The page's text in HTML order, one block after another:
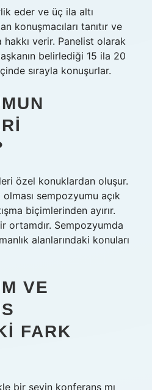
eder ve üç ila altı
konuşmacıları tanıtır ve
hakkı verir. Panelist olarak
belirlediği 15 ila 20
sırayla konuşurlar.
özel konuklardan oluşur.
sempozyumu açık
biçimlerinden ayırır.
ortamdır. Sempozyumda
alanlarındaki konuları
VE
FARK
bir şeyin konferans mı